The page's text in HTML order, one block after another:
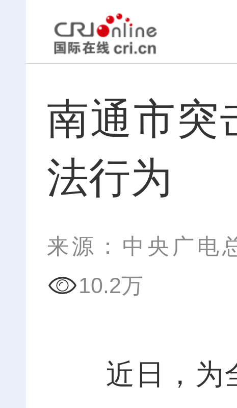
南通市突
法行为
来源：中央广电
10.2万
近日，为全